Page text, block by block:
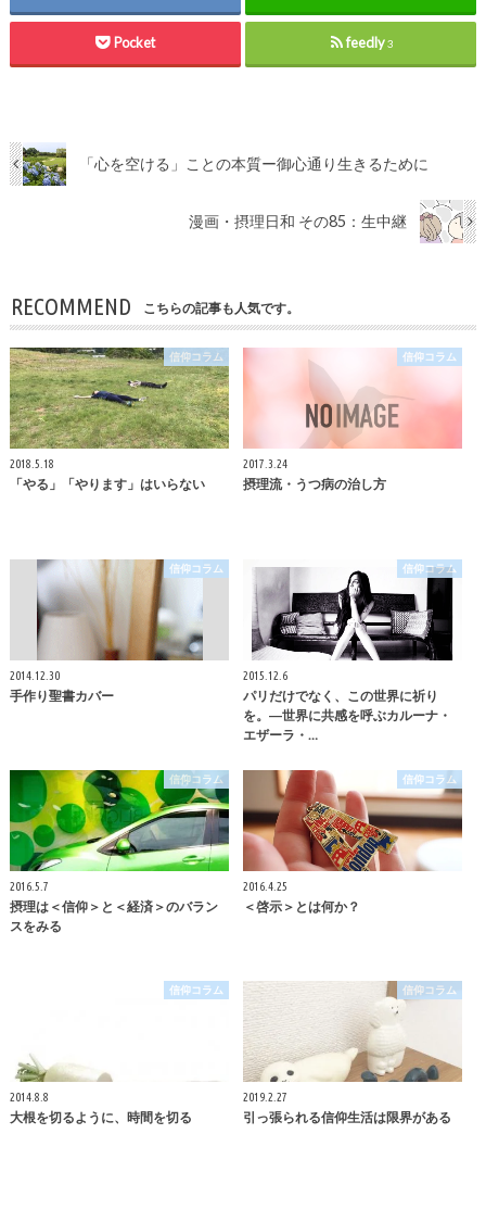
Pocket feedly3
「心を空ける」ことの本質ー御心通り生きるために
漫画・摂理日和 その85：生中継
RECOMMEND こちらの記事も人気です。
信仰コラム
2018.5.18
「やる」「やります」はいらない
信仰コラム
2017.3.24
摂理流・うつ病の治し方
信仰コラム
2014.12.30
手作り聖書カバー
信仰コラム
2015.12.6
パリだけでなく、この世界に祈り
を。―世界に共感を呼ぶカルーナ・
エザーラ・…
信仰コラム
2016.5.7
摂理は＜信仰＞と＜経済＞のバラン
スをみる
信仰コラム
2016.4.25
＜啓示＞とは何か？
信仰コラム
2014.8.8
大根を切るように、時間を切る
信仰コラム
2019.2.27
引っ張られる信仰生活は限界がある